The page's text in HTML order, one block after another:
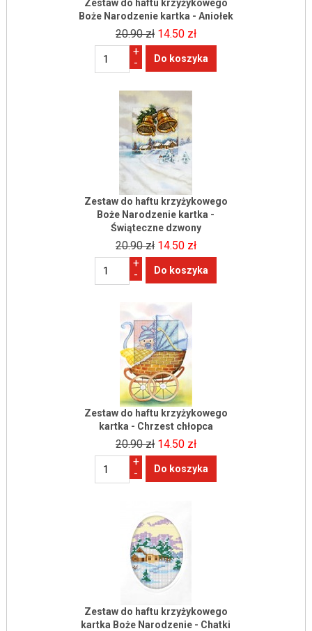
Zestaw do haftu krzyżykowego
Boże Narodzenie kartka - Aniołek
20.90 zł 14.50 zł
+
-
Zestaw do haftu krzyżykowego
Boże Narodzenie kartka -
Świąteczne dzwony
20.90 zł 14.50 zł
+
-
Zestaw do haftu krzyżykowego
kartka - Chrzest chłopca
20.90 zł 14.50 zł
+
-
Zestaw do haftu krzyżykowego
kartka Boże Narodzenie - Chatki